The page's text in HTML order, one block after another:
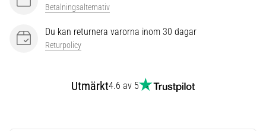
artiklar
Betalningsalternativ
Du kan returnera varorna inom 30 dagar
Returpolicy
Utmärkt4.6 av 5